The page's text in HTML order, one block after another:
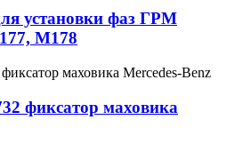
установки фаз ГРМ
M178
фиксатор маховика